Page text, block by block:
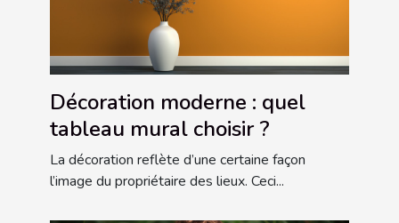
Décoration moderne : quel
tableau mural choisir ?
La décoration reflète d’une certaine façon
l’image du propriétaire des lieux. Ceci...